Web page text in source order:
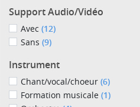
Support Audio/Vidéo
Avec (12)
Sans (9)
Instrument
Chant/vocal/choeur (6)
Formation musicale (1)